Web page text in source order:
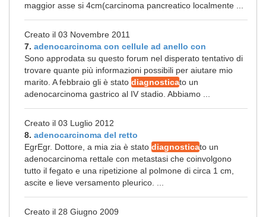
maggior asse si 4cm(carcinoma pancreatico localmente ...
Creato il 03 Novembre 2011
7. adenocarcinoma con cellule ad anello con
Sono approdata su questo forum nel disperato tentativo di
trovare quante più informazioni possibili per aiutare mio
marito. A febbraio gli è stato diagnosticato un
adenocarcinoma gastrico al IV stadio. Abbiamo ...
Creato il 03 Luglio 2012
8. adenocarcinoma del retto
EgrEgr. Dottore, a mia zia è stato diagnosticato un
adenocarcinoma rettale con metastasi che coinvolgono
tutto il fegato e una ripetizione al polmone di circa 1 cm,
ascite e lieve versamento pleurico. ...
Creato il 28 Giugno 2009